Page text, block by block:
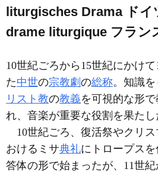
liturgisches Drama ド
drame liturgique フラン
10世紀ごろから15世紀にかけ
た中世の宗教劇 の総称。知識
リスト教の教義を可視的な形
れ、音楽が重要な役割を果たし
10世紀ごろ、復活祭やクリ
おけるミサ典礼にトロープス
答体の形で始まったが、11世